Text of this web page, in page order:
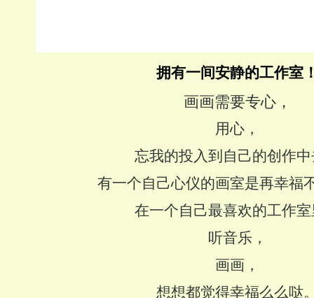
拥有一间安静的工作室
画画需要专心，
用心，
忘我的投入到自己的创作
有一个自己心仪的画室是再幸福
在一个自己最喜欢的工作
听音乐，
画画，
想想都觉得幸福么么哒